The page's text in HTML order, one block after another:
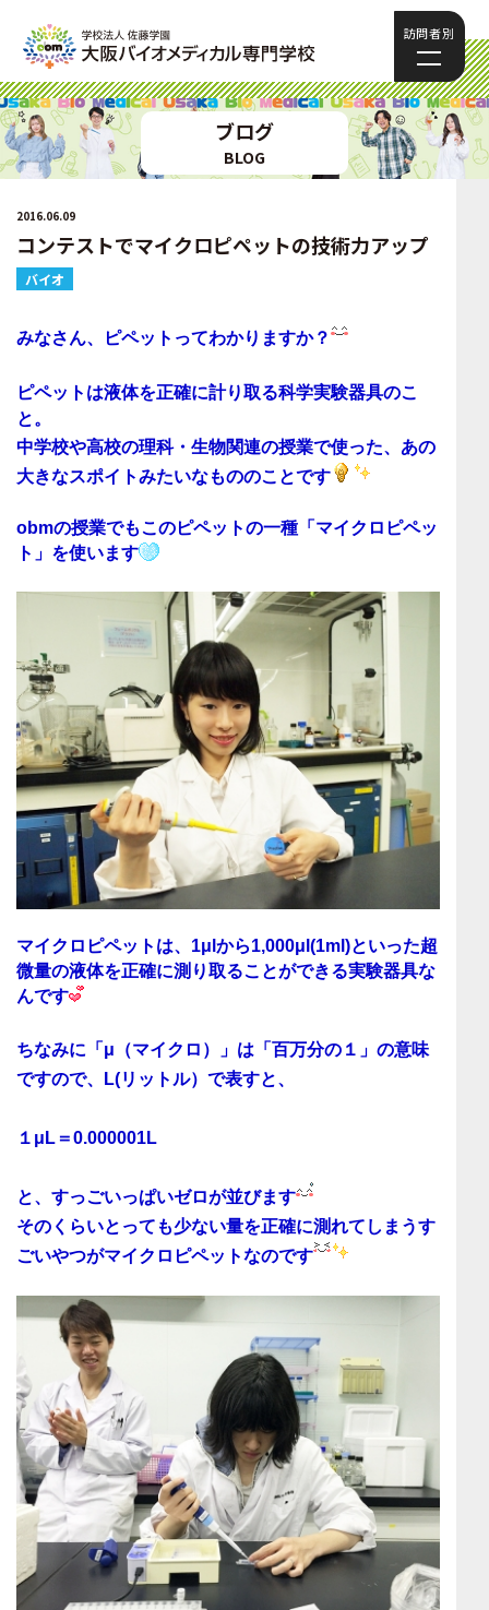
訪問者別
ブログ
BLOG
2016.06.09
コンテストでマイクロピペットの技術力アップ
バイオ
みなさん、 ピペット ってわかりますか？
ピペットは液体を正確に計り取る科学実験器具のこ
と。
中学校や高校の理科・生物関連の授業で使った、あの
大きなスポイトみたいなもののことです
obmの授業でもこのピペットの一種 「マイクロピペッ
ト」 を使います
マイクロピペットは、 1μlから1,000μl(1ml)といった超
微量の液体を正確に測り取ることができる実験器具な
んです
ちなみに「μ（マイクロ）」は 「百万分の１」 の意味
ですので、L(リットル）で表すと、
１μL＝0.000001L
と、すっごいっぱいゼロが並びます
そのくらいとっても少ない量を正確に測れてしまうす
ごいやつがマイクロピペットなのです